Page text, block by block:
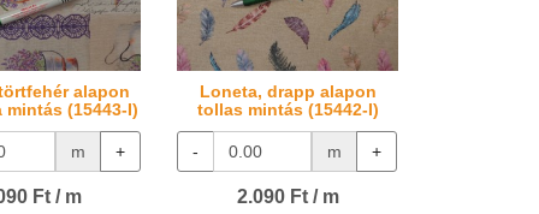
alapon
mintás (15443-I)
m +
Ft / m
Loneta, drapp alapon
tollas mintás (15442-I)
- m +
2.090 Ft / m